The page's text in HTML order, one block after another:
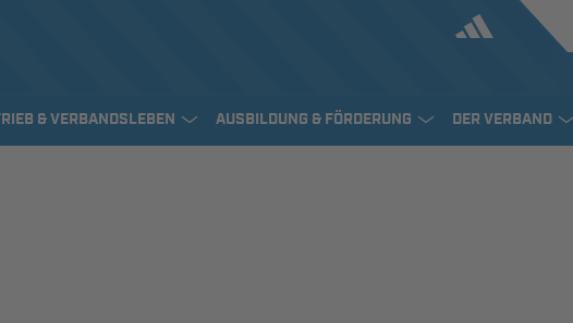
& VERBANDSLEBEN AUSBILDUNG & FÖRDERUNG DER VERBAND